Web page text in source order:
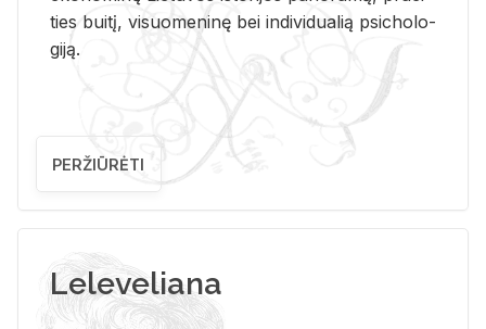
ties bui­tį, vi­suo­me­ni­nę bei in­di­vi­dua­lią psi­cho­lo­
gi­ją.
PERŽIŪRĖTI
Leleveliana